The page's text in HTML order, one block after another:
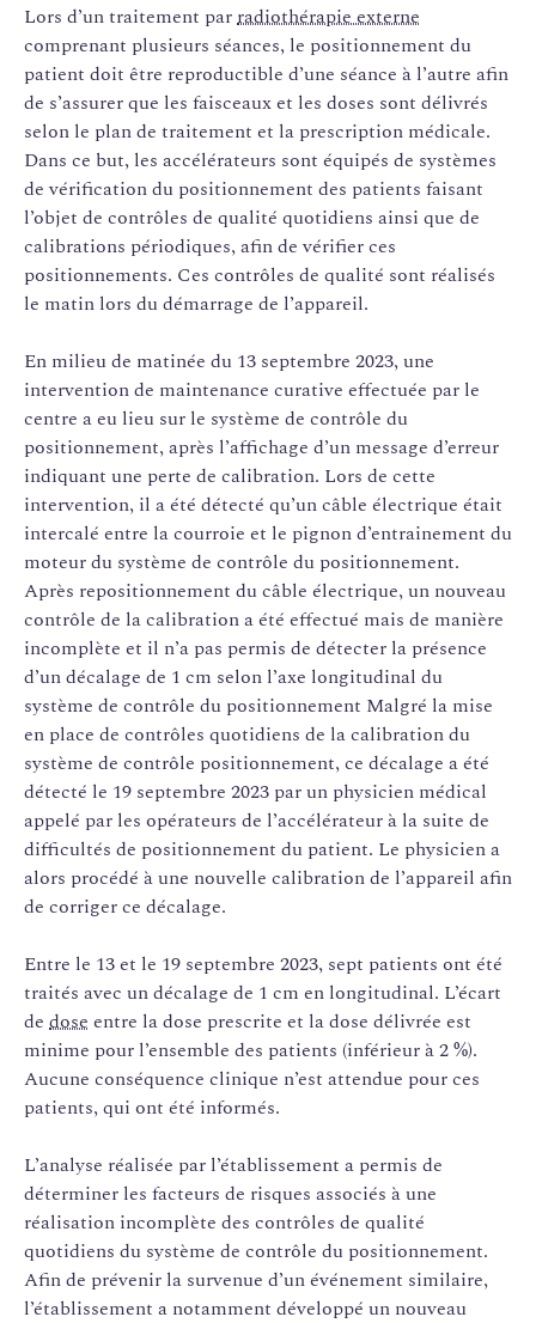
Lors d’un traitement parradiothérapie externe
comprenant plusieurs séances, le positionnement du
patient doit être reproductible d’une séance à l’autre afin
de s’assurer que les faisceaux et les doses sont délivrés
selon le plan de traitement et la prescription médicale.
Dans ce but, les accélérateurs sont équipés de systèmes
de vérification du positionnement des patients faisant
l’objet de contrôles de qualité quotidiens ainsi que de
calibrations périodiques, afin de vérifier ces
positionnements. Ces contrôles de qualité sont réalisés
le matin lors du démarrage de l’appareil.
En milieu de matinée du 13 septembre 2023, une
intervention de maintenance curative effectuée par le
centre a eu lieu sur le système de contrôle du
positionnement, après l’affichage d’un message d’erreur
indiquant une perte de calibration. Lors de cette
intervention, il a été détecté qu’un câble électrique était
intercalé entre la courroie et le pignon d’entrainement du
moteur du système de contrôle du positionnement.
Après repositionnement du câble électrique, un nouveau
contrôle de la calibration a été effectué mais de manière
incomplète et il n’a pas permis de détecter la présence
d’un décalage de 1 cm selon l’axe longitudinal du
système de contrôle du positionnement Malgré la mise
en place de contrôles quotidiens de la calibration du
système de contrôle positionnement, ce décalage a été
détecté le 19 septembre 2023 par un physicien médical
appelé par les opérateurs de l’accélérateur à la suite de
difficultés de positionnement du patient. Le physicien a
alors procédé à une nouvelle calibration de l’appareil afin
de corriger ce décalage.
Entre le 13 et le 19 septembre 2023, sept patients ont été
traités avec un décalage de 1 cm en longitudinal. L’écart
de dose entre la dose prescrite et la dose délivrée est
minime pour l’ensemble des patients (inférieur à 2 %).
Aucune conséquence clinique n’est attendue pour ces
patients, qui ont été informés.
L’analyse réalisée par l’établissement a permis de
déterminer les facteurs de risques associés à une
réalisation incomplète des contrôles de qualité
quotidiens du système de contrôle du positionnement.
Afin de prévenir la survenue d’un événement similaire,
l’établissement a notamment développé un nouveau